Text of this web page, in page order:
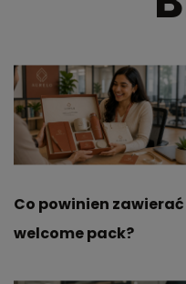
Co powinien zawierać
welcome pack?